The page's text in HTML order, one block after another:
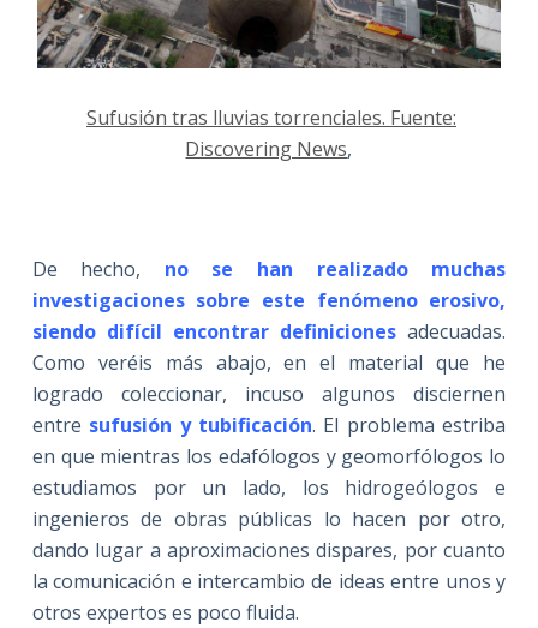
Sufusión tras lluvias torrenciales. Fuente:
Discovering News,
De hecho, no se han realizado muchas
investigaciones sobre este fenómeno erosivo,
siendo difícil encontrar definiciones adecuadas.
Como veréis más abajo, en el material que he
logrado coleccionar, incuso algunos disciernen
entre sufusión y tubificación. El problema estriba
en que mientras los edafólogos y geomorfólogos lo
estudiamos por un lado, los hidrogeólogos e
ingenieros de obras públicas lo hacen por otro,
dando lugar a aproximaciones dispares, por cuanto
la comunicación e intercambio de ideas entre unos y
otros expertos es poco fluida.